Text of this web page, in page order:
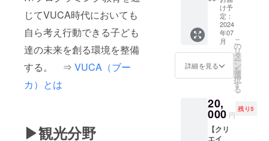
じてVUCA時代においても
自ら考え行動できる子ども
達の未来を創る環境を整備
する。 ⇒ VUCA（ブー
カ）とは
▶観光分野
屋市北
区） ※
支援時
にご選
択くだ
さい ※
詳しい
住所な
どはク
ファン
ディン
グ終了
後にご
案内し
西尾市
永吉4丁
目17 ＜
指導者
指導得
意とす
ターハ
ウスの
先生と
藤井な
可能で
す。 一
般の方
や学校
の先生
人の方
も参加
催：８/
６
（火）
、８/２
です。
見た目
は普通
のマ
フィン
です
が、そ
ニーク
で、お
刺身で
食べら
盛り上
げてい
くこと
ができ
ます。
一緒に
活動し
だけが
参加で
習会や
の観光
スポッ
ト“アー
トの島
『佐久
島』”の
海の家
でBBQ
ができ
ます！
午前は
アート
け予
定：
2024
年07
月
詳細を見る
こ
の
リ
タ
ー
ン
を
選
択
す
る
20,
000 円
残り5
【クリ